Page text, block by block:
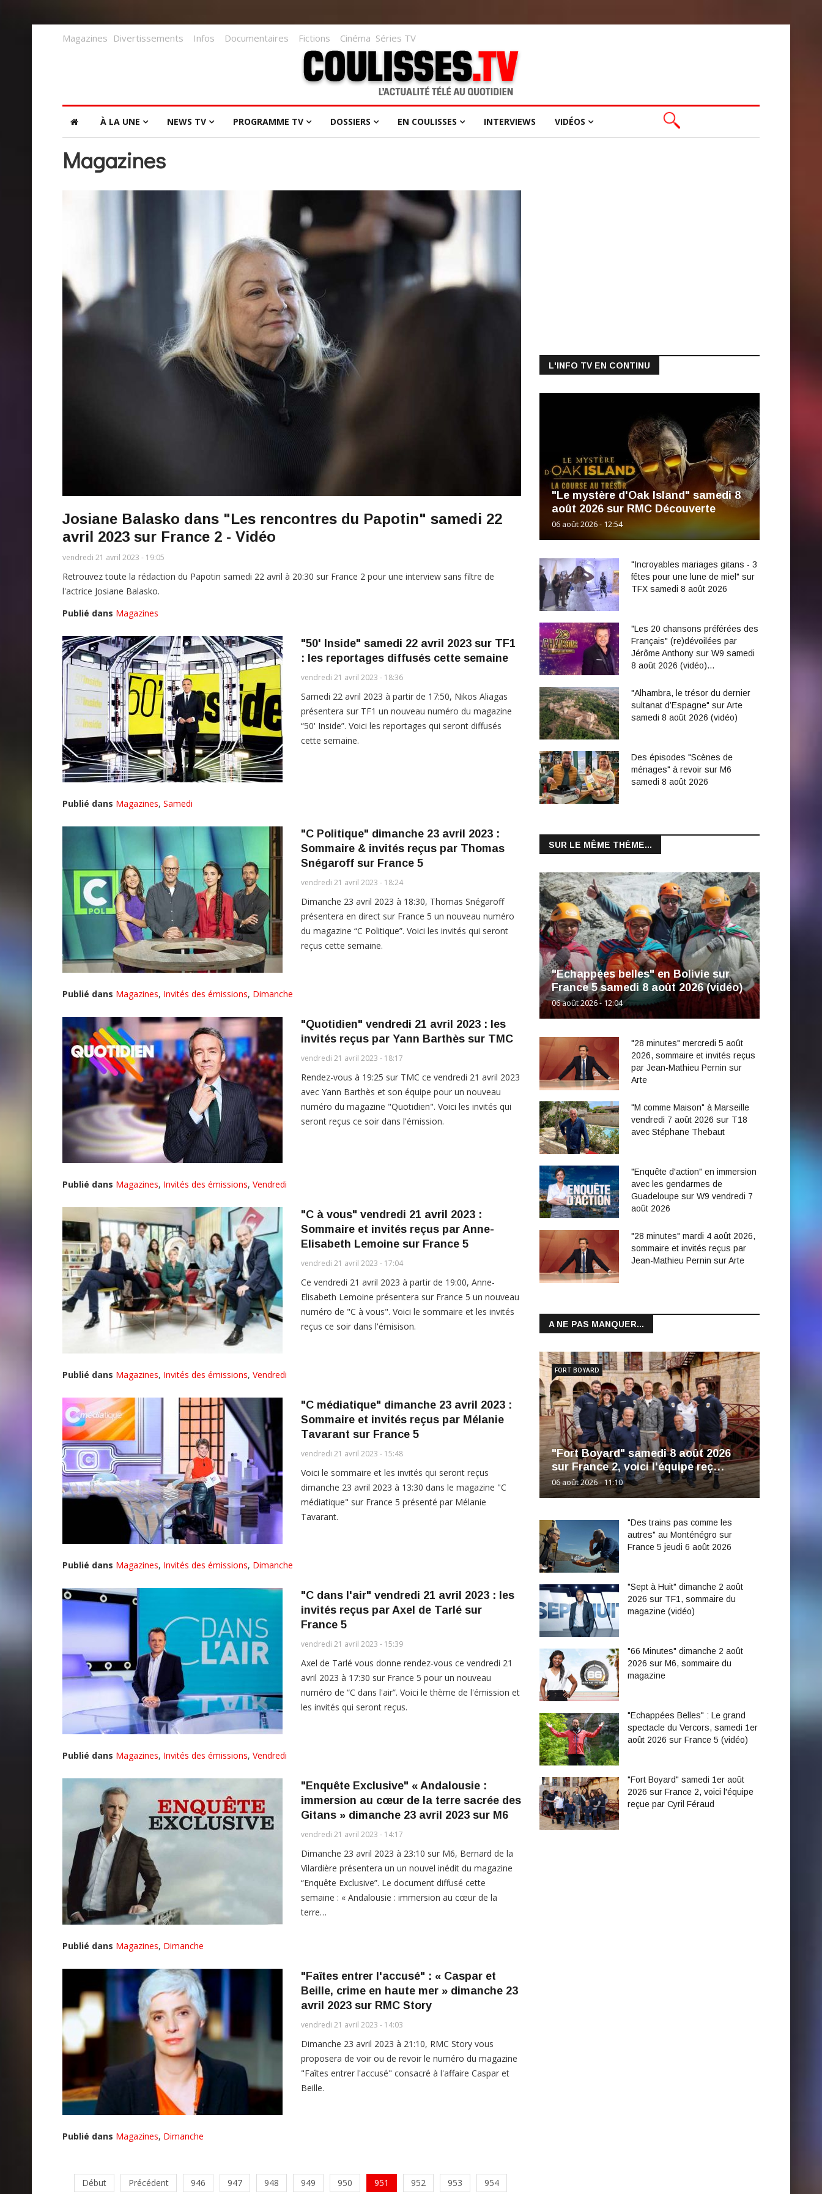
Magazines Divertissements Infos Documentaires Fictions Cinéma Séries TV
À LA UNE NEWS TV PROGRAMME TV DOSSIERS EN COULISSES INTERVIEWS VIDÉOS
Magazines
Josiane Balasko dans "Les rencontres du Papotin" samedi 22
avril 2023 sur France 2 - Vidéo
vendredi 21 avril 2023 - 19:05
Retrouvez toute la rédaction du Papotin samedi 22 avril à 20:30 sur France 2 pour une interview sans filtre de
l'actrice Josiane Balasko.
Publié dans Magazines
"50' Inside" samedi 22 avril 2023 sur TF1
: les reportages diffusés cette semaine
vendredi 21 avril 2023 - 18:36
Samedi 22 avril 2023 à partir de 17:50, Nikos Aliagas
présentera sur TF1 un nouveau numéro du magazine
“50' Inside”. Voici les reportages qui seront diffusés
cette semaine.
Publié dans Magazines, Samedi
"C Politique" dimanche 23 avril 2023 :
Sommaire & invités reçus par Thomas
Snégaroff sur France 5
vendredi 21 avril 2023 - 18:24
Dimanche 23 avril 2023 à 18:30, Thomas Snégaroff
présentera en direct sur France 5 un nouveau numéro
du magazine “C Politique”. Voici les invités qui seront
reçus cette semaine.
Publié dans Magazines, Invités des émissions, Dimanche
"Quotidien" vendredi 21 avril 2023 : les
invités reçus par Yann Barthès sur TMC
vendredi 21 avril 2023 - 18:17
Rendez-vous à 19:25 sur TMC ce vendredi 21 avril 2023
avec Yann Barthès et son équipe pour un nouveau
numéro du magazine "Quotidien". Voici les invités qui
seront reçus ce soir dans l'émission.
Publié dans Magazines, Invités des émissions, Vendredi
"C à vous" vendredi 21 avril 2023 :
Sommaire et invités reçus par Anne-
Elisabeth Lemoine sur France 5
vendredi 21 avril 2023 - 17:04
Ce vendredi 21 avril 2023 à partir de 19:00, Anne-
Elisabeth Lemoine présentera sur France 5 un nouveau
numéro de "C à vous". Voici le sommaire et les invités
reçus ce soir dans l'émisison.
Publié dans Magazines, Invités des émissions, Vendredi
"C médiatique" dimanche 23 avril 2023 :
Sommaire et invités reçus par Mélanie
Tavarant sur France 5
vendredi 21 avril 2023 - 15:48
Voici le sommaire et les invités qui seront reçus
dimanche 23 avril 2023 à 13:30 dans le magazine "C
médiatique" sur France 5 présenté par Mélanie
Tavarant.
Publié dans Magazines, Invités des émissions, Dimanche
"C dans l'air" vendredi 21 avril 2023 : les
invités reçus par Axel de Tarlé sur
France 5
vendredi 21 avril 2023 - 15:39
Axel de Tarlé vous donne rendez-vous ce vendredi 21
avril 2023 à 17:30 sur France 5 pour un nouveau
numéro de “C dans l'air”. Voici le thème de l'émission et
les invités qui seront reçus.
Publié dans Magazines, Invités des émissions, Vendredi
"Enquête Exclusive" « Andalousie :
immersion au cœur de la terre sacrée des
Gitans » dimanche 23 avril 2023 sur M6
vendredi 21 avril 2023 - 14:17
Dimanche 23 avril 2023 à 23:10 sur M6, Bernard de la
Vilardière présentera un un nouvel inédit du magazine
“Enquête Exclusive”. Le document diffusé cette
semaine : « Andalousie : immersion au cœur de la
terre…
Publié dans Magazines, Dimanche
"Faîtes entrer l'accusé" : « Caspar et
Beille, crime en haute mer » dimanche 23
avril 2023 sur RMC Story
vendredi 21 avril 2023 - 14:03
Dimanche 23 avril 2023 à 21:10, RMC Story vous
proposera de voir ou de revoir le numéro du magazine
"Faîtes entrer l'accusé" consacré à l'affaire Caspar et
Beille.
Publié dans Magazines, Dimanche
Début Précédent 946 947 948 949 950 951 952 953 954
L'INFO TV EN CONTINU
"Le mystère d'Oak Island" samedi 8
août 2026 sur RMC Découverte
06 août 2026 - 12:54
"Incroyables mariages gitans - 3
fêtes pour une lune de miel" sur
TFX samedi 8 août 2026
"Les 20 chansons préférées des
Français" (re)dévoilées par
Jérôme Anthony sur W9 samedi
8 août 2026 (vidéo)…
"Alhambra, le trésor du dernier
sultanat d’Espagne" sur Arte
samedi 8 août 2026 (vidéo)
Des épisodes "Scènes de
ménages" à revoir sur M6
samedi 8 août 2026
SUR LE MÊME THÈME...
"Echappées belles" en Bolivie sur
France 5 samedi 8 août 2026 (vidéo)
06 août 2026 - 12:04
"28 minutes" mercredi 5 août
2026, sommaire et invités reçus
par Jean-Mathieu Pernin sur
Arte
"M comme Maison" à Marseille
vendredi 7 août 2026 sur T18
avec Stéphane Thebaut
"Enquête d'action" en immersion
avec les gendarmes de
Guadeloupe sur W9 vendredi 7
août 2026
"28 minutes" mardi 4 août 2026,
sommaire et invités reçus par
Jean-Mathieu Pernin sur Arte
A NE PAS MANQUER...
"Fort Boyard" samedi 8 août 2026
sur France 2, voici l'équipe reç…
06 août 2026 - 11:10
FORT BOYARD
"Des trains pas comme les
autres" au Monténégro sur
France 5 jeudi 6 août 2026
"Sept à Huit" dimanche 2 août
2026 sur TF1, sommaire du
magazine (vidéo)
"66 Minutes" dimanche 2 août
2026 sur M6, sommaire du
magazine
"Echappées Belles" : Le grand
spectacle du Vercors, samedi 1er
août 2026 sur France 5 (vidéo)
"Fort Boyard" samedi 1er août
2026 sur France 2, voici l'équipe
reçue par Cyril Féraud